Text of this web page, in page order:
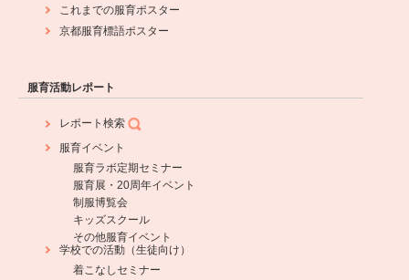
これまでの服育ポスター
京都服育標語ポスター
服育活動レポート
レポート検索
服育イベント
服育ラボ定期セミナー
服育展・20周年イベント
制服博覧会
キッズスクール
その他服育イベント
学校での活動（生徒向け）
着こなしセミナー